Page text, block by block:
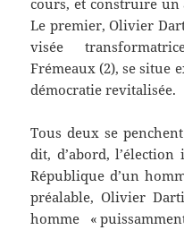
cours, et construire un
Le premier, Olivier
visée
Frémeaux (2), se situe
démocratie revitalisée.
Tous deux se
dit, d’abord,
République d’un
préalable, Olivier
homme «